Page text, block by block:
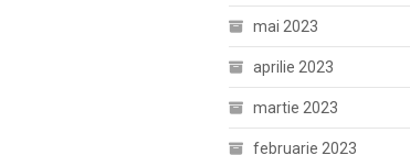
mai 2023
aprilie 2023
martie 2023
februarie 2023